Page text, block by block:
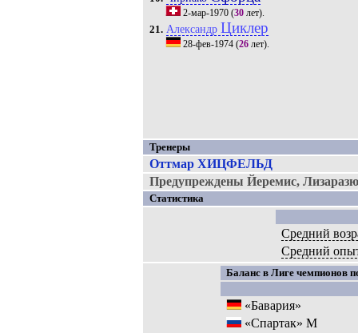
2-мар-1970(30лет).
21. Александр Циклер
28-фев-1974(26лет).
Тренеры
Оттмар ХИЦФЕЛЬД
Предупреждены Йеремис,
Статистика
Средний
Средний
Баланс в Лиге чемпионов
«Бавария»
«Спартак» М